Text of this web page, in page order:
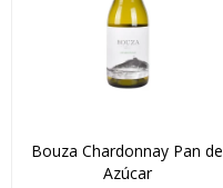
Bouza Chardonnay Pan de
Azúcar